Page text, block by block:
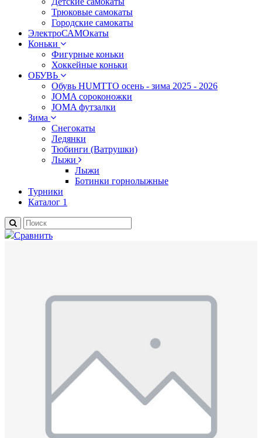
Трюковые самокаты
Городские самокаты
ЭлектроСАМОкаты
Коньки
Фигурные коньки
Хоккейные коньки
ОБУВЬ
Обувь HUMTTO осень - зима 2025 - 2026
JOMA сороконожки
JOMA футзалки
Зима
Снегокаты
Ледянки
Тюбинги (Ватрушки)
Лыжи
Лыжи
Ботинки горнолыжные
Турники
Каталог 1
Сравнить